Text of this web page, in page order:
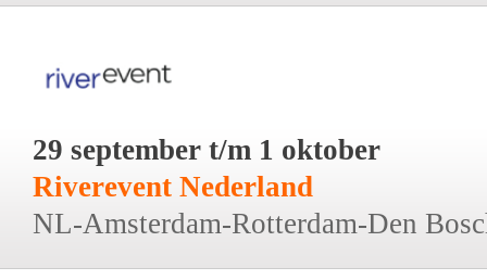
29 september t/m 1 oktober
Riverevent Nederland
NL-Amsterdam-Rotterdam-Den